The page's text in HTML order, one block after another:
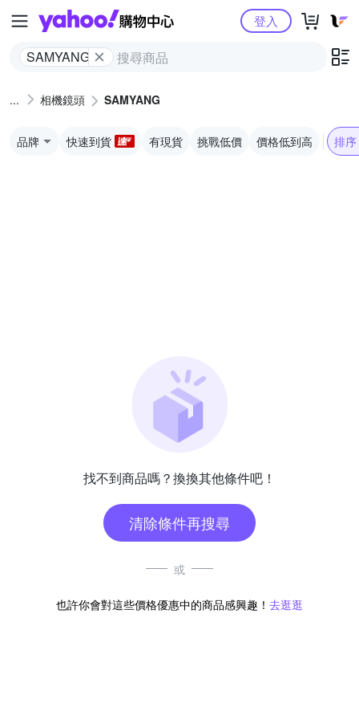
Yahoo購物中心
SAMYANG
登入
相機鏡頭 SAMYANG
品牌 快速到貨 有現貨 挑戰低價 價格低到高 排序
找不到商品嗎？換換其他條件吧！
清除條件再搜尋
或
也許你會對這些價格優惠中的商品感興趣！ 去逛逛